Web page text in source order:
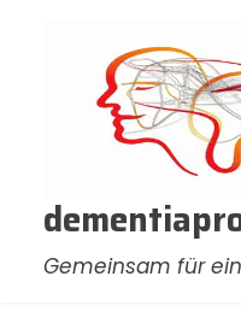
Gemeinsam für